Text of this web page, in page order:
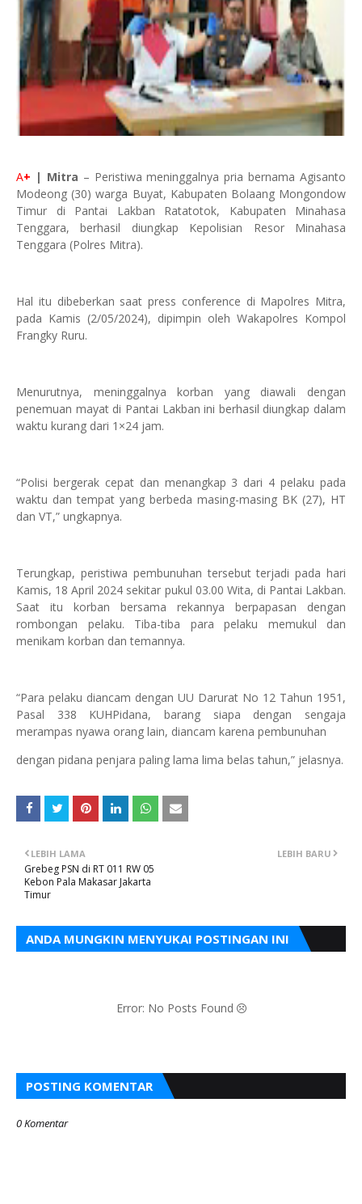
A+ | Mitra – Peristiwa meninggalnya pria bernama Agisanto
Modeong (30) warga Buyat, Kabupaten Bolaang Mongondow
Timur di Pantai Lakban Ratatotok, Kabupaten Minahasa
Tenggara, berhasil diungkap Kepolisian Resor Minahasa
Tenggara (Polres Mitra).
Hal itu dibeberkan saat press conference di Mapolres Mitra,
pada Kamis (2/05/2024), dipimpin oleh Wakapolres Kompol
Frangky Ruru.
Menurutnya, meninggalnya korban yang diawali dengan
penemuan mayat di Pantai Lakban ini berhasil diungkap dalam
waktu kurang dari 1×24 jam.
“Polisi bergerak cepat dan menangkap 3 dari 4 pelaku pada
waktu dan tempat yang berbeda masing-masing BK (27), HT
dan VT,” ungkapnya.
Terungkap, peristiwa pembunuhan tersebut terjadi pada hari
Kamis, 18 April 2024 sekitar pukul 03.00 Wita, di Pantai Lakban.
Saat itu korban bersama rekannya berpapasan dengan
rombongan pelaku. Tiba-tiba para pelaku memukul dan
menikam korban dan temannya.
“Para pelaku diancam dengan UU Darurat No 12 Tahun 1951,
Pasal 338 KUHPidana, barang siapa dengan sengaja
merampas nyawa orang lain, diancam karena pembunuhan
dengan pidana penjara paling lama lima belas tahun,” jelasnya.
LEBIH BARU
LEBIH LAMA
Grebeg PSN di RT 011 RW 05
Kebon Pala Makasar Jakarta
Timur
ANDA MUNGKIN MENYUKAI POSTINGAN INI
Error: No Posts Found
POSTING KOMENTAR
0 Komentar